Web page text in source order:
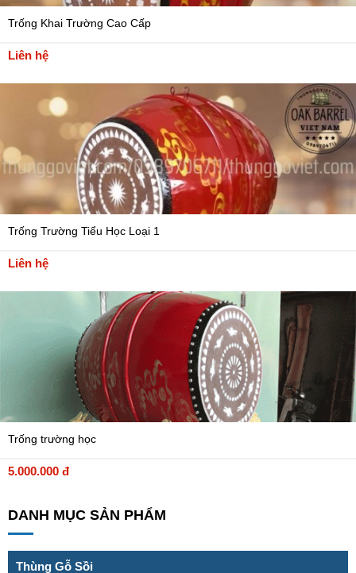
Trống Khai Trường Cao Cấp
Liên hệ
Trống Trường Tiểu Học Loại 1
Liên hệ
Trống trường học
5.000.000 đ
DANH MỤC SẢN PHẨM
Thùng Gỗ Sồi